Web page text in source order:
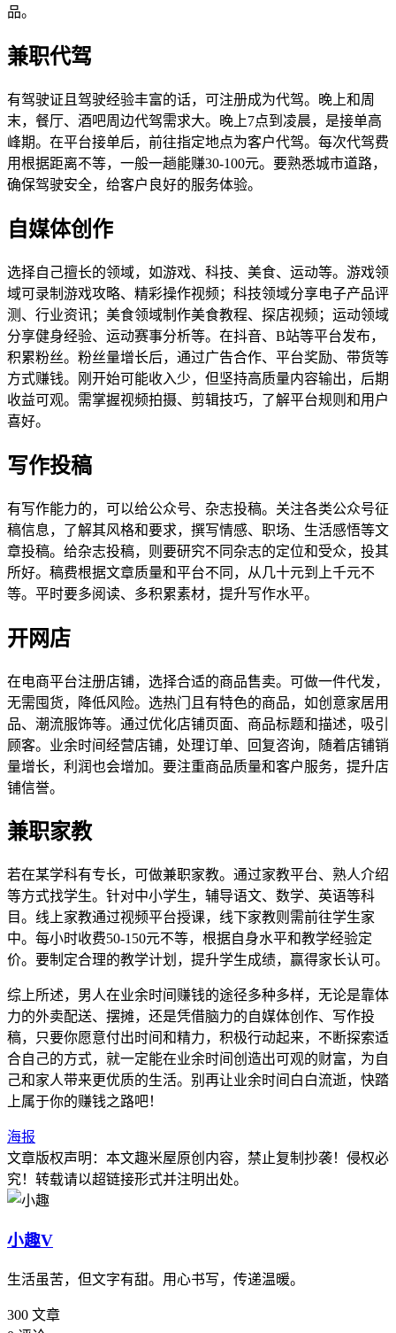
品。
兼职代驾
有驾驶证且驾驶经验丰富的话，可注册成为代驾。晚上和周
末，餐厅、酒吧周边代驾需求大。晚上7点到凌晨，是接单高
峰期。在平台接单后，前往指定地点为客户代驾。每次代驾费
用根据距离不等，一般一趟能赚30-100元。要熟悉城市道路，
确保驾驶安全，给客户良好的服务体验。
自媒体创作
选择自己擅长的领域，如游戏、科技、美食、运动等。游戏领
域可录制游戏攻略、精彩操作视频；科技领域分享电子产品评
测、行业资讯；美食领域制作美食教程、探店视频；运动领域
分享健身经验、运动赛事分析等。在抖音、B站等平台发布，
积累粉丝。粉丝量增长后，通过广告合作、平台奖励、带货等
方式赚钱。刚开始可能收入少，但坚持高质量内容输出，后期
收益可观。需掌握视频拍摄、剪辑技巧，了解平台规则和用户
喜好。
写作投稿
有写作能力的，可以给公众号、杂志投稿。关注各类公众号征
稿信息，了解其风格和要求，撰写情感、职场、生活感悟等文
章投稿。给杂志投稿，则要研究不同杂志的定位和受众，投其
所好。稿费根据文章质量和平台不同，从几十元到上千元不
等。平时要多阅读、多积累素材，提升写作水平。
开网店
在电商平台注册店铺，选择合适的商品售卖。可做一件代发，
无需囤货，降低风险。选热门且有特色的商品，如创意家居用
品、潮流服饰等。通过优化店铺页面、商品标题和描述，吸引
顾客。业余时间经营店铺，处理订单、回复咨询，随着店铺销
量增长，利润也会增加。要注重商品质量和客户服务，提升店
铺信誉。
兼职家教
若在某学科有专长，可做兼职家教。通过家教平台、熟人介绍
等方式找学生。针对中小学生，辅导语文、数学、英语等科
目。线上家教通过视频平台授课，线下家教则需前往学生家
中。每小时收费50-150元不等，根据自身水平和教学经验定
价。要制定合理的教学计划，提升学生成绩，赢得家长认可。
综上所述，男人在业余时间赚钱的途径多种多样，无论是靠体
力的外卖配送、摆摊，还是凭借脑力的自媒体创作、写作投
稿，只要你愿意付出时间和精力，积极行动起来，不断探索适
合自己的方式，就一定能在业余时间创造出可观的财富，为自
己和家人带来更优质的生活。别再让业余时间白白流逝，快踏
上属于你的赚钱之路吧！
海报
文章版权声明：本文趣米屋原创内容，禁止复制抄袭！侵权必
究！转载请以超链接形式并注明出处。
小趣V
生活虽苦，但文字有甜。用心书写，传递温暖。
300 文章